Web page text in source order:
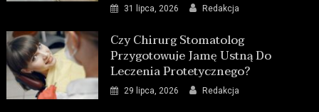
31 lipca, 2026 Redakcja
Czy Chirurg Stomatolog
Przygotowuje Jamę Ustną Do
Leczenia Protetycznego?
29 lipca, 2026 Redakcja